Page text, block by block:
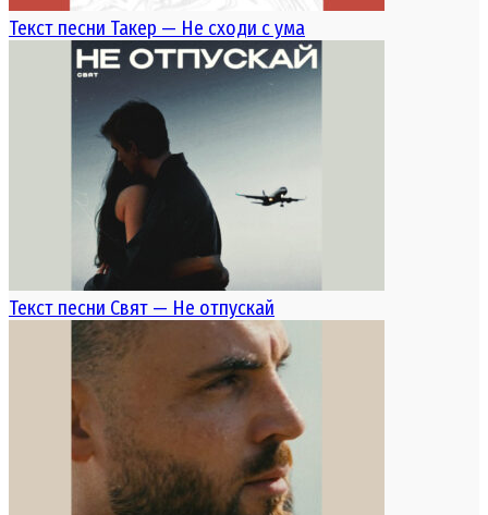
Текст песни Такер — Не сходи с ума
Текст песни Свят — Не отпускай